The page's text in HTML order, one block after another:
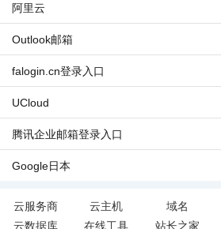
阿里云
Outlook邮箱
falogin.cn登录入口
UCloud
腾讯企业邮箱登录入口
Google日本
云服务商 云主机 域名
云数据库
在线工具 站长之家